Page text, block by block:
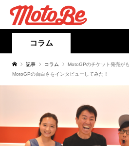
コラム
記事 コラム
MotoGPのチケット発売が
MotoGPの面白さをインタビューしてみた！